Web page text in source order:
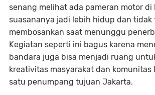
senang melihat ada pameran motor di
suasananya jadi lebih hidup dan tidak
membosankan saat menunggu
Kegiatan seperti ini bagus karena
bandara juga bisa menjadi ruang
kreativitas masyarakat dan komunitas
satu penumpang tujuan Jakarta.